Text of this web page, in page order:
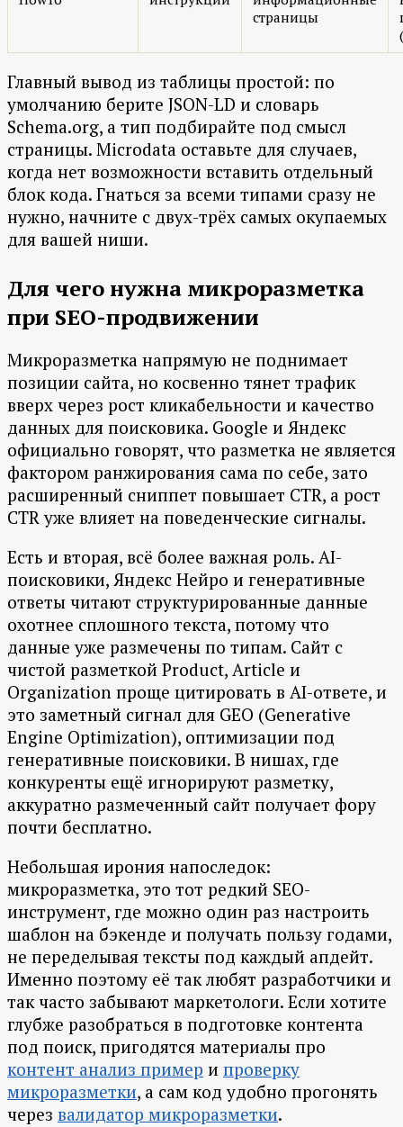
страницы
Главный вывод из таблицы простой: по
умолчанию берите JSON-LD и словарь
Schema.org, а тип подбирайте под смысл
страницы. Microdata оставьте для случаев,
когда нет возможности вставить отдельный
блок кода. Гнаться за всеми типами сразу не
нужно, начните с двух-трёх самых окупаемых
для вашей ниши.
Для чего нужна микроразметка
при SEO-продвижении
Микроразметка напрямую не поднимает
позиции сайта, но косвенно тянет трафик
вверх через рост кликабельности и качество
данных для поисковика. Google и Яндекс
официально говорят, что разметка не является
фактором ранжирования сама по себе, зато
расширенный сниппет повышает CTR, а рост
CTR уже влияет на поведенческие сигналы.
Есть и вторая, всё более важная роль. AI-
поисковики, Яндекс Нейро и генеративные
ответы читают структурированные данные
охотнее сплошного текста, потому что
данные уже размечены по типам. Сайт с
чистой разметкой Product, Article и
Organization проще цитировать в AI-ответе, и
это заметный сигнал для GEO (Generative
Engine Optimization), оптимизации под
генеративные поисковики. В нишах, где
конкуренты ещё игнорируют разметку,
аккуратно размеченный сайт получает фору
почти бесплатно.
Небольшая ирония напоследок:
микроразметка, это тот редкий SEO-
инструмент, где можно один раз настроить
шаблон на бэкенде и получать пользу годами,
не переделывая тексты под каждый апдейт.
Именно поэтому её так любят разработчики и
так часто забывают маркетологи. Если хотите
глубже разобраться в подготовке контента
под поиск, пригодятся материалы про
контент анализ пример и проверку
микроразметки, а сам код удобно прогонять
через валидатор микроразметки.